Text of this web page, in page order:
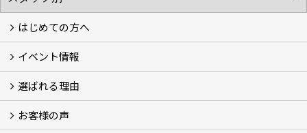
はじめての方へ
フォトギャラリー
性能について
自然素材のお家
オーナー様のおうち訪問
イベント情報
イベント情報
選ばれる理由
5つのやさしさ宣言
3つのプロ宣言
お家づくりスケジュール
お客様の声